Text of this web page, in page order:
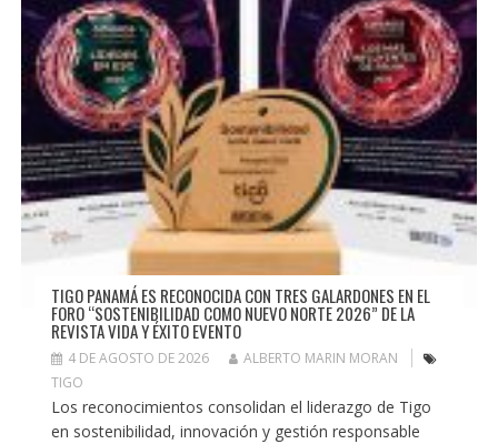
TIGO PANAMÁ ES RECONOCIDA CON TRES GALARDONES EN EL
FORO “SOSTENIBILIDAD COMO NUEVO NORTE 2026” DE LA
REVISTA VIDA Y ÉXITO EVENTO
4 DE AGOSTO DE 2026
ALBERTO MARIN MORAN
TIGO
Los reconocimientos consolidan el liderazgo de Tigo
en sostenibilidad, innovación y gestión responsable